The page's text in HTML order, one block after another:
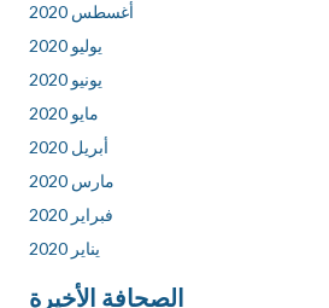
أغسطس 2020
يوليو 2020
يونيو 2020
مايو 2020
أبريل 2020
مارس 2020
فبراير 2020
يناير 2020
الصحافة الأخيرة